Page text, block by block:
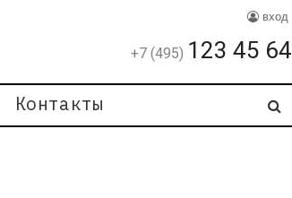
вход
+7 (495) 123 45 64
Контакты